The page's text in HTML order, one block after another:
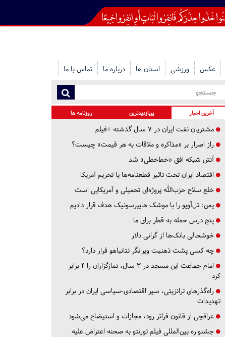
عکس ورزشی استان ها درباره ما تماس با ما
آخرین اخبار پربازدیدترین روزنامه ها
مشتریان نفت ایران در ۷ سال گذشته +فیلم
راز اصرار بر «مذاکره و ملاقات به هر قیمت» چیست؟
آنتن شبکه افق «خط‌خطی» شد
اقتصاد ایران تحت تاثیر قطعنامه‌ها یا تحریم‌ آمریکا
خلع سلاح حزب‌الله پروژه‌ای تحمیلی و آمریکایی است
یمن: تل‌آویو را با موشک هایپرسونیک هدف قرار دادیم
پنج درس‌ حمله به قطر برای ما
خوشحالی بانک‌ها از گرانی دلار
چه کسی پشت ذهنیت ویرانگر نتانیاهو قرار دارد؟
امام جماعت این مسجد در ۳ سال، نمازگزاران را ۴ برابر
کرد
راه‌گذرهای ترانزیتی، سپر اقتصادی-سیاسی ایران در برابر
تهدیدات
عراقچی از قانون فراتر رود، مجازات و استیضاح می‌شود
جشنواره بین‌المللی فیلم تورنتو به صحنه اعتراض علیه